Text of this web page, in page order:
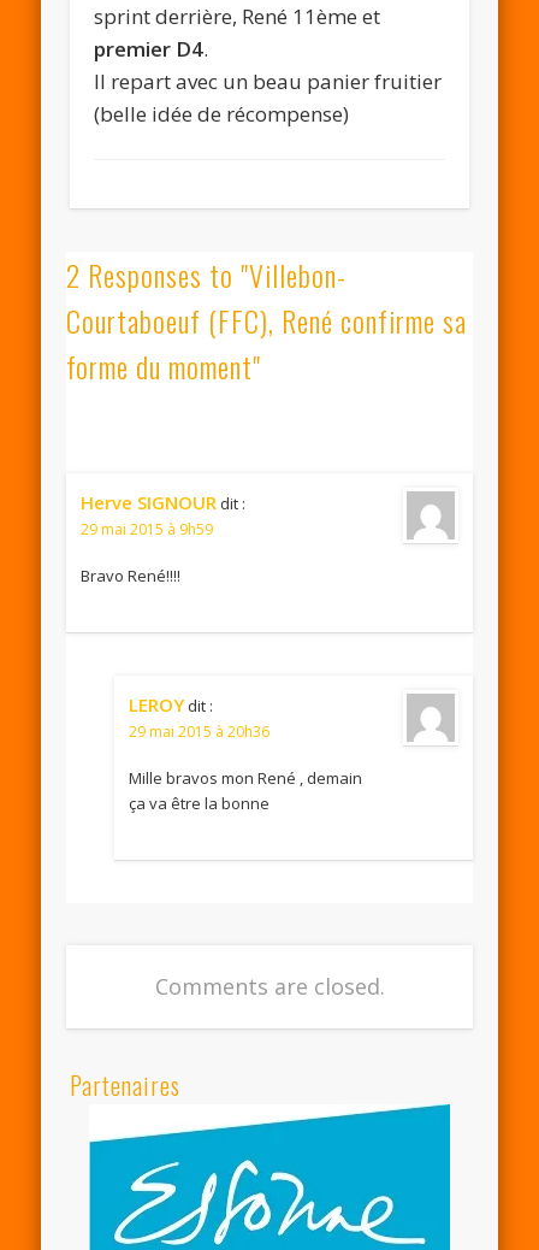
sprint derrière, René 11ème et
premier D4.
Il repart avec un beau panier fruitier
(belle idée de récompense)
2 Responses to "Villebon-
Courtaboeuf (FFC), René confirme sa
forme du moment"
Herve SIGNOUR dit :
29 mai 2015 à 9h59
Bravo René!!!!
LEROY dit :
29 mai 2015 à 20h36
Mille bravos mon René , demain
ça va être la bonne
Comments are closed.
Partenaires